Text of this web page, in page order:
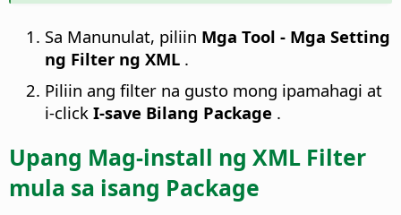
Sa Manunulat, piliin Mga Tool - Mga Setting
ng Filter ng XML .
Piliin ang filter na gusto mong ipamahagi at
i-click I-save Bilang Package .
Upang Mag-install ng XML Filter
mula sa isang Package